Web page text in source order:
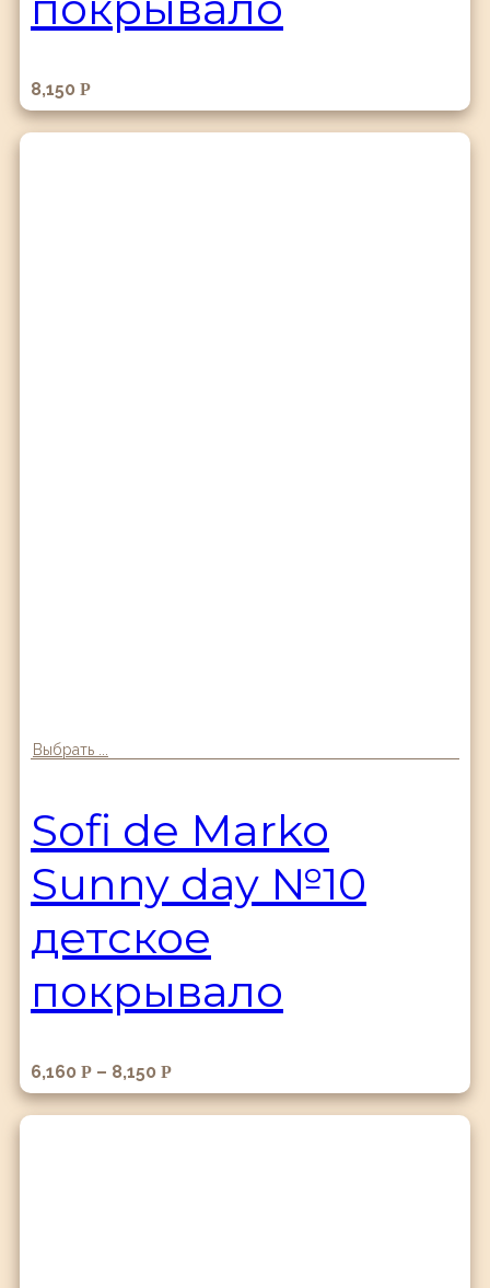
8,150 Р
Выбрать ...
Sofi de Marko
Sunny day №10
детское
покрывало
6,160 Р – 8,150 Р